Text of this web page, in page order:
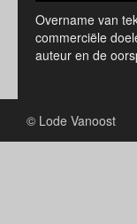
Overname van
commerciële
auteur en de
© Lode Vanoost